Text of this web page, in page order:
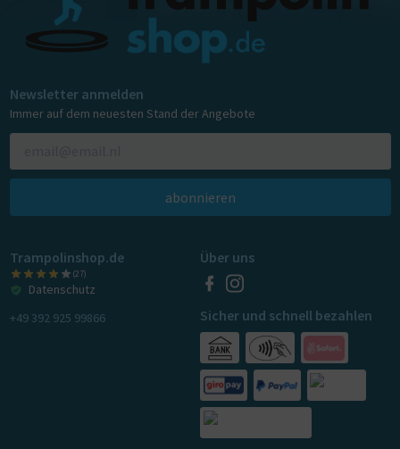
Newsletter anmelden
Immer auf dem neuesten Stand der Angebote
abonnieren
Trampolinshop.de
(27)
Datenschutz
+49 392 925 99866
Über uns
Sicher und schnell bezahlen